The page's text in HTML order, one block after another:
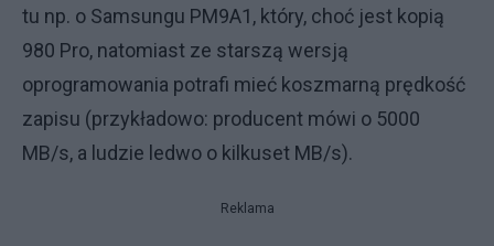
tu np. o Samsungu PM9A1, który, choć jest kopią
980 Pro, natomiast ze starszą wersją
oprogramowania potrafi mieć koszmarną prędkość
zapisu (przykładowo: producent mówi o 5000
MB/s, a ludzie ledwo o kilkuset MB/s).
Reklama